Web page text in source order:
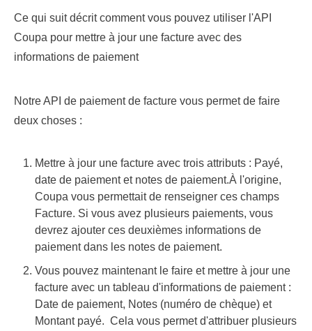
Ce qui suit décrit comment vous pouvez utiliser l'API
Coupa pour mettre à jour une facture avec des
informations de paiement
Notre API de paiement de facture vous permet de faire
deux choses :
Mettre à jour une facture avec trois attributs : Payé,
date de paiement et notes de paiement.À l'origine,
Coupa vous permettait de renseigner ces champs
Facture. Si vous avez plusieurs paiements, vous
devrez ajouter ces deuxièmes informations de
paiement dans les notes de paiement.
Vous pouvez maintenant le faire et mettre à jour une
facture avec un tableau d'informations de paiement :
Date de paiement, Notes (numéro de chèque) et
Montant payé. Cela vous permet d'attribuer plusieurs